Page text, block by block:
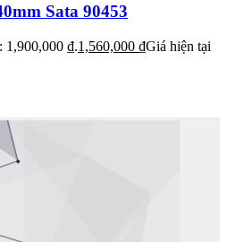
Sata 90453
1,900,000 ₫.1,560,000 ₫Giá hiện tại